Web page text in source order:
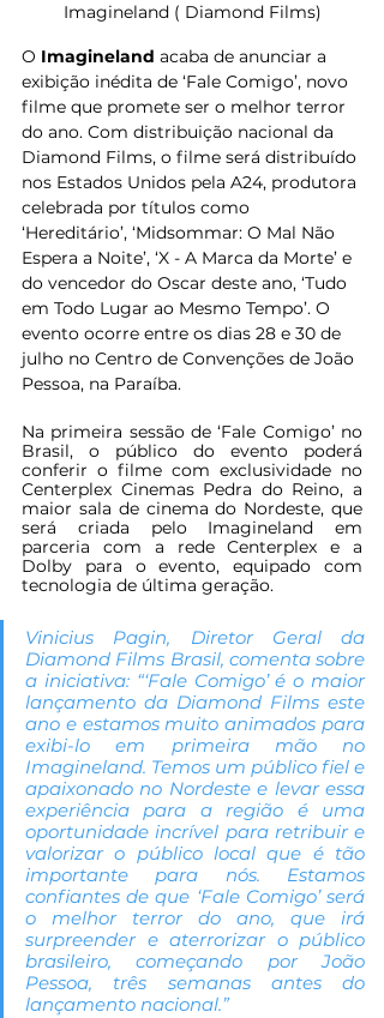
Imagineland ( Diamond Films)
O Imagineland acaba de anunciar a
exibição inédita de ‘Fale Comigo’, novo
filme que promete ser o melhor terror
do ano. Com distribuição nacional da
Diamond Films, o filme será distribuído
nos Estados Unidos pela A24, produtora
celebrada por títulos como
‘Hereditário’, ‘Midsommar: O Mal Não
Espera a Noite’, ‘X - A Marca da Morte’ e
do vencedor do Oscar deste ano, ‘Tudo
em Todo Lugar ao Mesmo Tempo’. O
evento ocorre entre os dias 28 e 30 de
julho no Centro de Convenções de João
Pessoa, na Paraíba.
Na primeira sessão de ‘Fale Comigo’ no
Brasil, o público do evento poderá
conferir o filme com exclusividade no
Centerplex Cinemas Pedra do Reino, a
maior sala de cinema do Nordeste, que
será criada pelo Imagineland em
parceria com a rede Centerplex e a
Dolby para o evento, equipado com
tecnologia de última geração.
Vinicius Pagin, Diretor Geral da
Diamond Films Brasil, comenta sobre
a iniciativa: “‘Fale Comigo’ é o maior
lançamento da Diamond Films este
ano e estamos muito animados para
exibi-lo em primeira mão no
Imagineland. Temos um público fiel e
apaixonado no Nordeste e levar essa
experiência para a região é uma
oportunidade incrível para retribuir e
valorizar o público local que é tão
importante para nós. Estamos
confiantes de que ‘Fale Comigo’ será
o melhor terror do ano, que irá
surpreender e aterrorizar o público
brasileiro, começando por João
Pessoa, três semanas antes do
lançamento nacional.”